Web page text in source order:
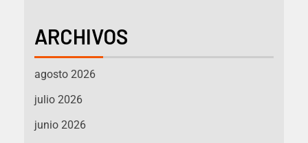
ARCHIVOS
agosto 2026
julio 2026
junio 2026